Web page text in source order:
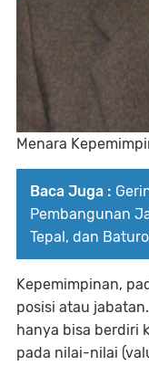
Menara
Baca Juga :
Pembangunan
Tepal, dan
Kepemimpinan,
posisi atau
hanya bisa berdiri
pada nilai-nilai